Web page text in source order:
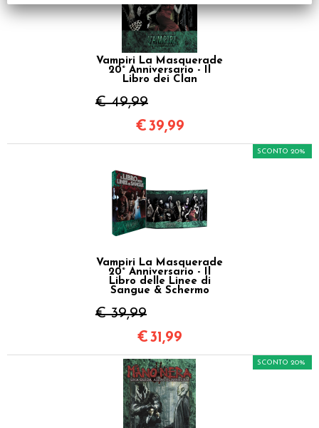
Vampiri La Masquerade
20° Anniversario - Il
Libro dei Clan
€ 49,99
€39,99
Vampiri La Masquerade
20° Anniversario - Il
Libro delle Linee di
Sangue & Schermo
€ 39,99
SCONTO 20%
€31,99
SCONTO 20%